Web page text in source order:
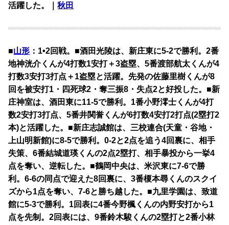
活躍した。｜秋田
■山形 ：1•2回戦。■酒田光陵は、新庄東に5-2で勝利。2番
地神洸介くんが4打数1安打＋3盗塁、5番渡部航太くんが4
打数3安打3打点＋1盗塁と活躍。先発の佐藤里樹くんが8
回を被安打1・四死球2・奪三振8・失点2と好投した。■新
庄神室は、酒田東に11-5で勝利。1番小野澪士くんが4打
数2安打3打点、5番井関誉くんが6打数4安打2打点(2塁打2
本)と活躍した。■新庄志誠館は、三校連合(天童・谷地・
上山明新館)に8-5で勝利。0-2と2点を追う4回裏に、相手
失策、6番結城道瑛くんの2点2塁打、相手暴投から一挙4
点を奪い、逆転した。■鶴岡中央は、米沢東に7-6で勝
利。6-6の同点で迎えた8回裏に、3番榎本尋くんのスクイ
ズから1点を奪い、7-6と勝ち越した。■九里学園は、致道
館に5-3で勝利。1回表に4番今野楓くんの内野安打から1
点を先制。2回表には、9番鈴木駿くんの2塁打と2番小林